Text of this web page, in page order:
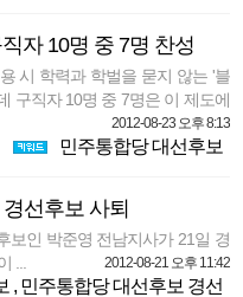
자 10명 중 7명 찬성
시 학력과 학벌을 묻지 않는 '블
구직자 10명 중 7명은 이 제도에
2012-08-23 오후 8:13
민주통합당 대선후보
선후보 사퇴
보인 박준영 전남지사가 21일 경
...
2012-08-21 오후 11:42
, 민주통합당 대선후보 경선